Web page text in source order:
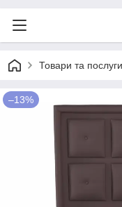
Товари та послуги
–13%